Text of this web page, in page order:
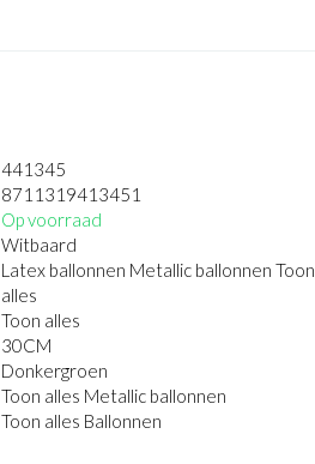
441345
8711319413451
Op voorraad
Witbaard
Latex ballonnen Metallic ballonnen Toon
alles
Toon alles
30CM
Donkergroen
Toon alles Metallic ballonnen
Toon alles Ballonnen